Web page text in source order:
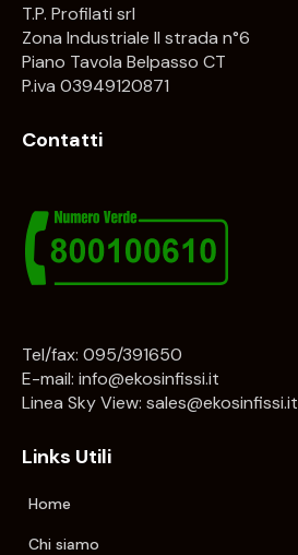
T.P. Profilati srl
Zona Industriale II strada n°6
Piano Tavola Belpasso CT
P.iva 03949120871
Contatti
Tel/fax: 095/391650
E-mail: info@ekosinfissi.it
Linea Sky View: sales@ekosinfissi.it
Links Utili
Home
Chi siamo